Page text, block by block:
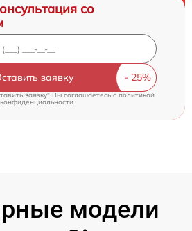
со
заявку
заявку" Вы соглашаетесь c политикой
конфиденциальности
модели